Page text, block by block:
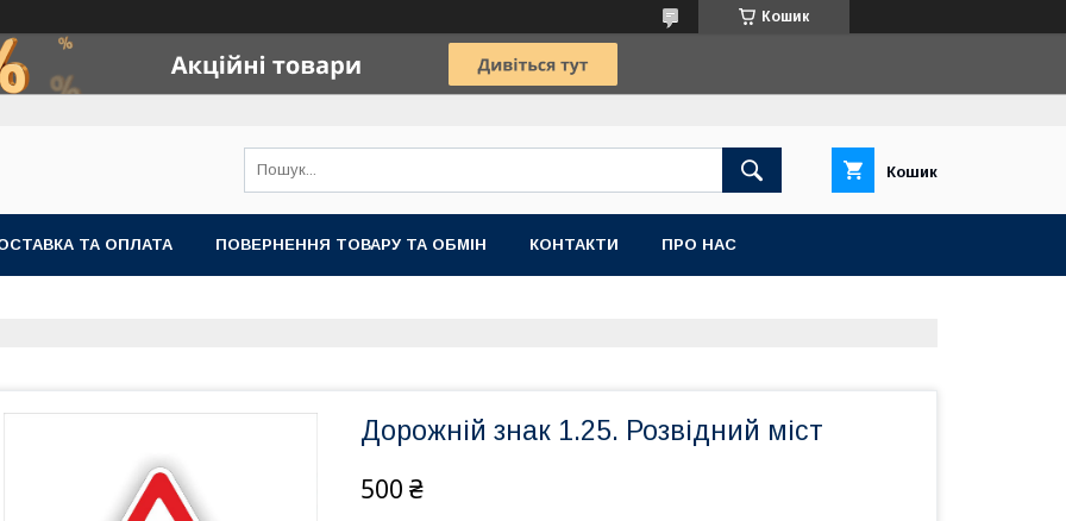
Кошик
Кошик
ТА ОПЛАТА ПОВЕРНЕННЯ ТОВАРУ ТА ОБМІН КОНТАКТИ ПРО НАС
Дорожній знак 1.25. Розвідний міст
500 ₴